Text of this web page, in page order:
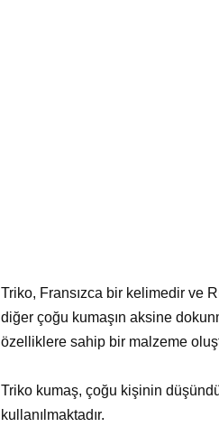
Triko, Fransızca bir kelimedir ve
diğer çoğu kumaşın aksine
özelliklere sahip bir malzeme
Triko kumaş, çoğu kişinin
kullanılmaktadır.